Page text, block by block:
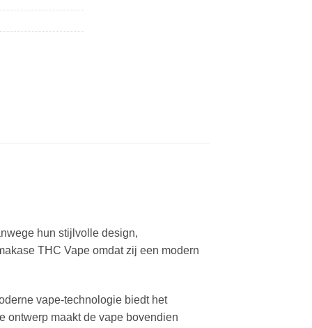
hun stijlvolle design,
THC Vape omdat zij een modern
vape-technologie biedt het
ontwerp maakt de vape bovendien